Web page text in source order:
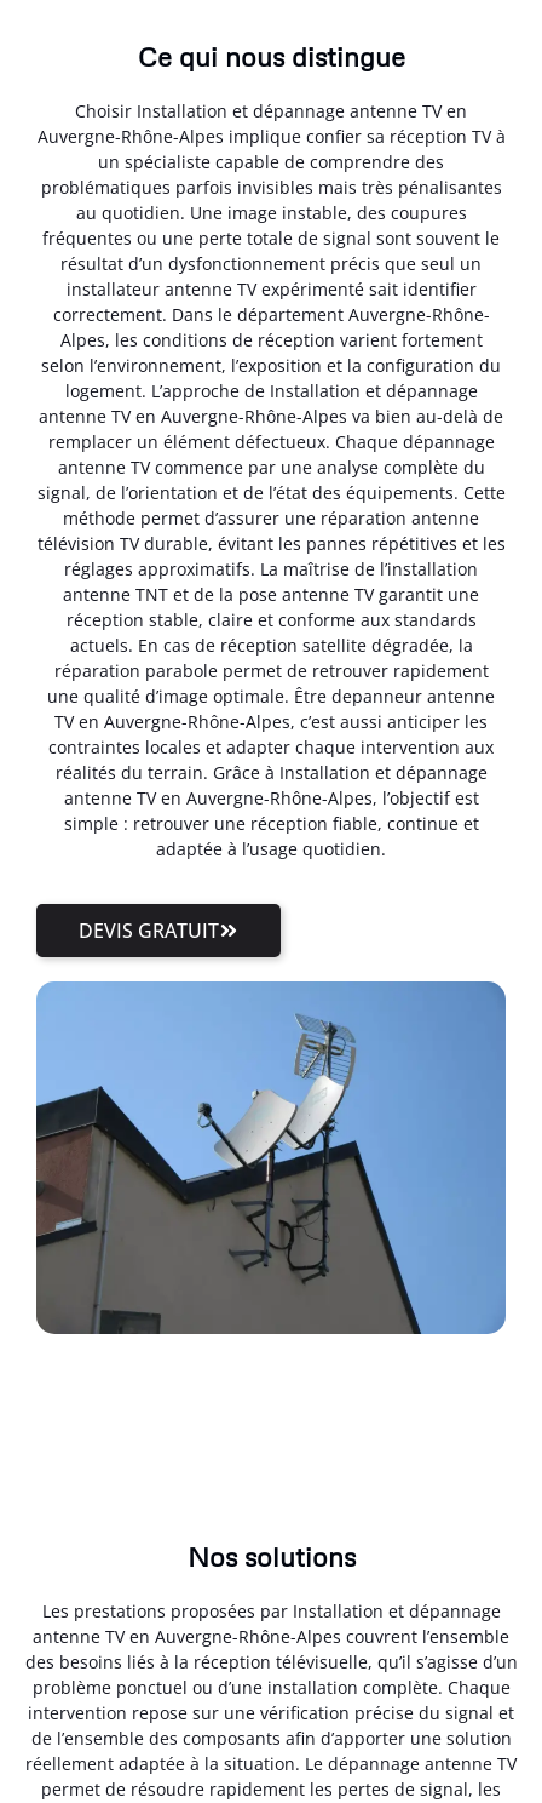
Ce qui nous distingue
Choisir Installation et dépannage antenne TV en
Auvergne-Rhône-Alpes implique confier sa réception TV à
un spécialiste capable de comprendre des
problématiques parfois invisibles mais très pénalisantes
au quotidien. Une image instable, des coupures
fréquentes ou une perte totale de signal sont souvent le
résultat d’un dysfonctionnement précis que seul un
installateur antenne TV expérimenté sait identifier
correctement. Dans le département Auvergne-Rhône-
Alpes, les conditions de réception varient fortement
selon l’environnement, l’exposition et la configuration du
logement. L’approche de Installation et dépannage
antenne TV en Auvergne-Rhône-Alpes va bien au-delà de
remplacer un élément défectueux. Chaque dépannage
antenne TV commence par une analyse complète du
signal, de l’orientation et de l’état des équipements. Cette
méthode permet d’assurer une réparation antenne
télévision TV durable, évitant les pannes répétitives et les
réglages approximatifs. La maîtrise de l’installation
antenne TNT et de la pose antenne TV garantit une
réception stable, claire et conforme aux standards
actuels. En cas de réception satellite dégradée, la
réparation parabole permet de retrouver rapidement
une qualité d’image optimale. Être depanneur antenne
TV en Auvergne-Rhône-Alpes, c’est aussi anticiper les
contraintes locales et adapter chaque intervention aux
réalités du terrain. Grâce à Installation et dépannage
antenne TV en Auvergne-Rhône-Alpes, l’objectif est
simple : retrouver une réception fiable, continue et
adaptée à l’usage quotidien.
DEVIS GRATUIT
Nos solutions
Les prestations proposées par Installation et dépannage
antenne TV en Auvergne-Rhône-Alpes couvrent l’ensemble
des besoins liés à la réception télévisuelle, qu’il s’agisse d’un
problème ponctuel ou d’une installation complète. Chaque
intervention repose sur une vérification précise du signal et
de l’ensemble des composants afin d’apporter une solution
réellement adaptée à la situation. Le dépannage antenne TV
permet de résoudre rapidement les pertes de signal, les